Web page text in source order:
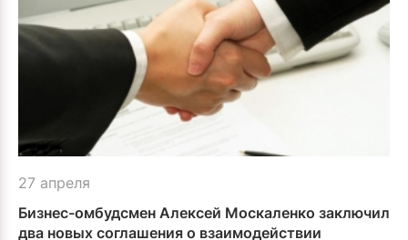
27 апреля
Бизнес-омбудсмен Алексей Москаленко заключил
два новых соглашения о взаимодействии